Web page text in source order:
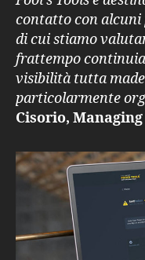
contatto con
di cui stiamo
frattempo
visibilità tutta
particolarmente
Cisorio,